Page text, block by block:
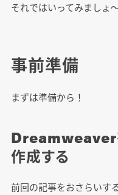
それではいってみましょ～
事前準備
まずは準備から！
Dreamweaver
作成する
前回の記事をおさらいす